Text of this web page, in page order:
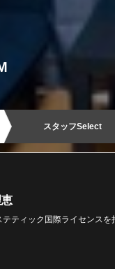
スタッフSelect
テティック国際ライセンス